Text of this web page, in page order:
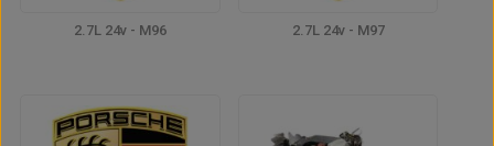
2.7L 24v - M96 2.7L 24v - M97